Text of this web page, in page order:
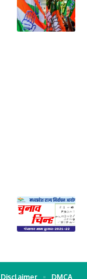
Disclaimer DMCA